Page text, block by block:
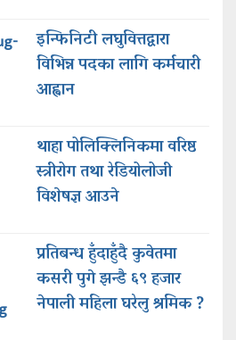
इन्फिनिटी लघुवित्तद्वारा
विभिन्न पदका लागि कर्मचारी
आह्वान
थाहा पोलिक्लिनिकमा वरिष्ठ
स्त्रीरोग तथा रेडियोलोजी
विशेषज्ञ आउने
प्रतिबन्ध हुँदाहुँदै कुवेतमा
कसरी पुगे झन्डै ६९ हजार
नेपाली महिला घरेलु श्रमिक ?